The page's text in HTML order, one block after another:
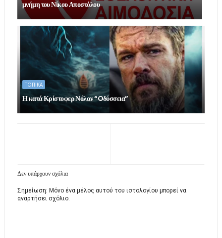
μνήμη του Νίκου Αποστόλου
ΤΟΠΙΚΑ
Η κατά Κρίστοφερ Νόλαν “Oδύσσεια”
Δεν υπάρχουν σχόλια
Σημείωση: Μόνο ένα μέλος αυτού του ιστολογίου μπορεί να
αναρτήσει σχόλιο.